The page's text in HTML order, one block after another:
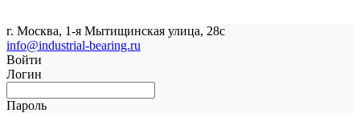
г. Москва, 1-я Мытищинская улица, 28с
info@industrial-bearing.ru
Войти
Логин
Пароль